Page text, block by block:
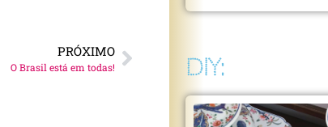
PRÓXIMO
O Brasil está em todas! DIY: